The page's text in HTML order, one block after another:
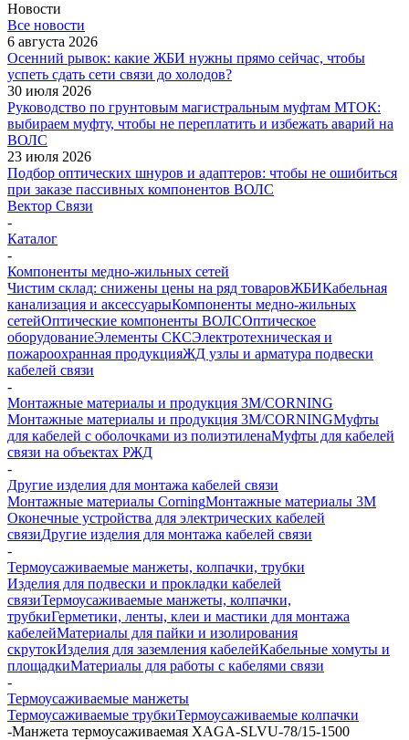
Новости
Все новости
6 августа 2026
Осенний рывок: какие ЖБИ нужны прямо сейчас, чтобы
успеть сдать сети связи до холодов?
30 июля 2026
Руководство по грунтовым магистральным муфтам МТОК:
выбираем муфту, чтобы не переплатить и избежать аварий на
ВОЛС
23 июля 2026
Подбор оптических шнуров и адаптеров: чтобы не ошибиться
при заказе пассивных компонентов ВОЛС
Вектор Связи
-
Каталог
-
Компоненты медно-жильных сетей
Чистим склад: снижены цены на ряд товаровЖБИКабельная
канализация и аксессуарыКомпоненты медно-жильных
сетейОптические компоненты ВОЛСОптическое
оборудованиеЭлементы СКСЭлектротехническая и
пожароохранная продукцияЖД узлы и арматура подвески
кабелей связи
-
Монтажные материалы и продукция 3M/CORNING
Монтажные материалы и продукция 3M/CORNINGМуфты
для кабелей с оболочками из полиэтиленаМуфты для кабелей
связи на объектах РЖД
-
Другие изделия для монтажа кабелей связи
Монтажные материалы CorningМонтажные материалы 3M
Оконечные устройства для электрических кабелей
связиДругие изделия для монтажа кабелей связи
-
Термоусаживаемые манжеты, колпачки, трубки
Изделия для подвески и прокладки кабелей
связиТермоусаживаемые манжеты, колпачки,
трубкиГерметики, ленты, клеи и мастики для монтажа
кабелейМатериалы для пайки и изолирования
скрутокИзделия для заземления кабелейКабельные хомуты и
площадкиМатериалы для работы с кабелями связи
-
Термоусаживаемые манжеты
Термоусаживаемые трубкиТермоусаживаемые колпачки
-Манжета термоусаживаемая XAGA-SLVU-78/15-1500